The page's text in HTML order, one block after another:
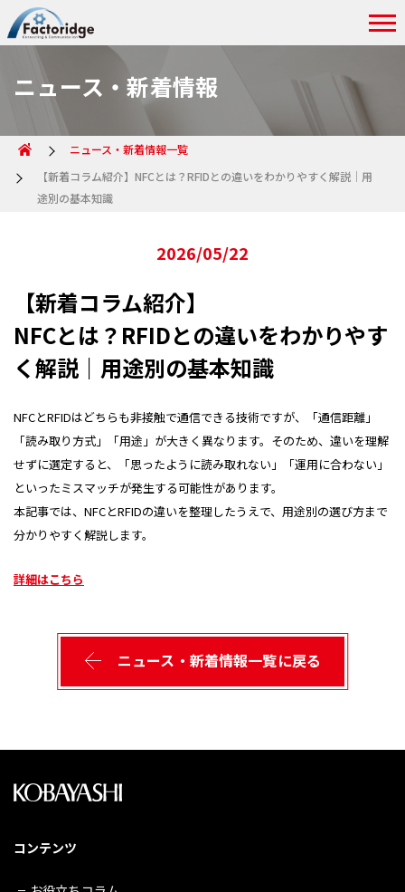
ニュース・新着情報
ニュース・新着情報一覧
【新着コラム紹介】NFCとは？RFIDとの違いをわかりやすく解説｜用
途別の基本知識
2026/05/22
【新着コラム紹介】
NFCとは？RFIDとの違いをわかりやす
く解説｜用途別の基本知識
NFCとRFIDはどちらも非接触で通信できる技術ですが、「通信距離」
「読み取り方式」「用途」が大きく異なります。そのため、違いを理解
せずに選定すると、「思ったように読み取れない」「運用に合わない」
といったミスマッチが発生する可能性があります。
本記事では、NFCとRFIDの違いを整理したうえで、用途別の選び方まで
分かりやすく解説します。
詳細はこちら
ニュース・新着情報一覧に戻る
コンテンツ